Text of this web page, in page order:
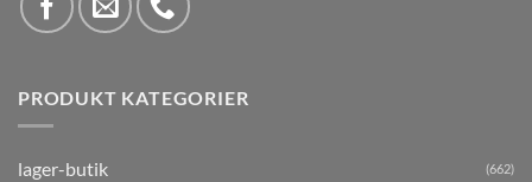
PRODUKT KATEGORIER
lager-butik (662)